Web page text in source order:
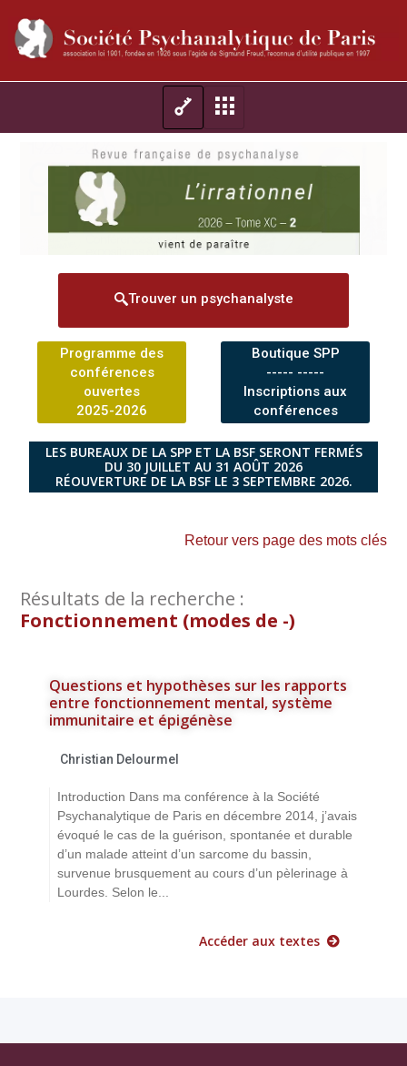
Trouver un psychanalyste
Programme des
conférences
ouvertes
2025-2026
Boutique SPP
----- -----
Inscriptions aux
conférences
LES BUREAUX DE LA SPP ET LA BSF SERONT FERMÉS
DU 30 JUILLET AU 31 AOÛT 2026
RÉOUVERTURE DE LA BSF LE 3 SEPTEMBRE 2026.
Retour vers page des mots clés
Résultats de la recherche :
Fonctionnement (modes de -)
Questions et hypothèses sur les rapports
entre fonctionnement mental, système
immunitaire et épigénèse
Christian Delourmel
Introduction Dans ma conférence à la Société
Psychanalytique de Paris en décembre 2014, j’avais
évoqué le cas de la guérison, spontanée et durable
d’un malade atteint d’un sarcome du bassin,
survenue brusquement au cours d’un pèlerinage à
Lourdes. Selon le...
Accéder aux textes